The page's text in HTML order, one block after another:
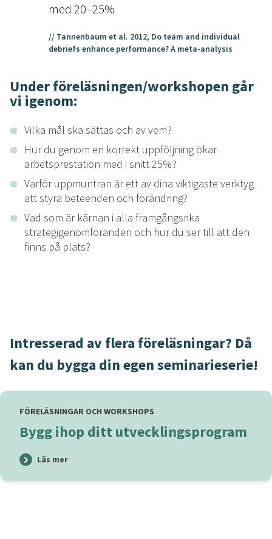
med 20–25%
// Tannenbaum et al. 2012, Do team and individual
debriefs enhance performance? A meta-analysis
Under föreläsningen/workshopen går
vi igenom:
Vilka mål ska sättas och av vem?
Hur du genom en korrekt uppföljning ökar
arbetsprestation med i snitt 25%?
Varför uppmuntran är ett av dina viktigaste verktyg
att styra beteenden och förändring?
Vad som är kärnan i alla framgångsrika
strategigenomföranden och hur du ser till att den
finns på plats?
Intresserad av flera föreläsningar? Då
kan du bygga din egen seminarieserie!
FÖRELÄSNINGAR OCH WORKSHOPS
Bygg ihop ditt utvecklingsprogram
Läs mer